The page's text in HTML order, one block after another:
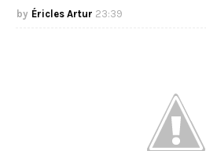
Éricles Artur 23:39